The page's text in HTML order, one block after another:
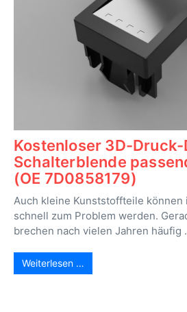
Kostenloser 3D-
Schalterblende
(OE 7D0858179)
Auch kleine Kunststoffteile können
schnell zum Problem werden.
brechen nach vielen Jahren häufig
Weiterlesen …